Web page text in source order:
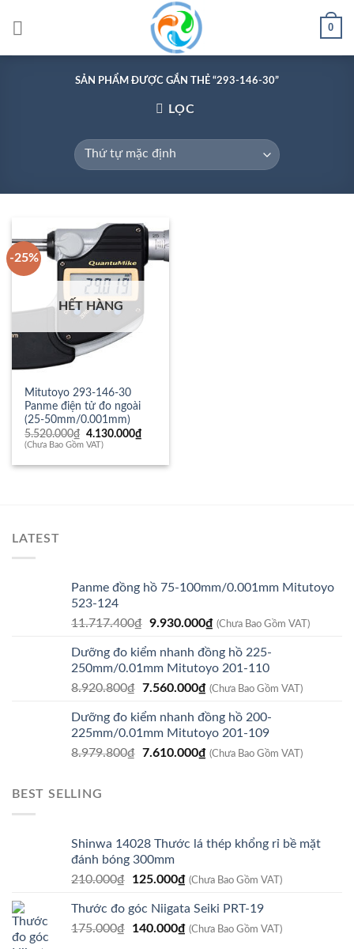
0
SẢN PHẨM ĐƯỢC GẮN THẺ “293-146-30”
LỌC
-25%
HẾT HÀNG
Mitutoyo 293-146-30
Panme điện tử đo ngoài
(25-50mm/0.001mm)
5.520.000₫ Giá
gốc
5.520.000₫.
4.130.000₫
là:
(Chưa Bao Gồm VAT)
LATEST
Panme đồng hồ 75-100mm/0.001mm Mitutoyo
523-124
11.717.400₫ Giá
là:
11.717.400₫.
9.930.000₫Giá
tại
là:
9.930.000₫.
(Chưa Bao Gồm VAT)
Dưỡng đo kiểm nhanh đồng hồ 225-
250mm/0.01mm Mitutoyo 201-110
8.920.800₫ Giá
là:
8.920.800₫.
7.560.000₫Giá
tại
là:
7.560.000₫.
(Chưa Bao Gồm VAT)
Dưỡng đo kiểm nhanh đồng hồ 200-
225mm/0.01mm Mitutoyo 201-109
8.979.800₫ Giá
7.610.000₫Giá
(Chưa Bao Gồm VAT)
BEST SELLING
Shinwa 14028 Thước lá thép khổng rỉ bề mặt
đánh bóng 300mm
210.000₫
Giá
là:
210.000₫.
125.000₫Giá
tại
là:
(Chưa Bao Gồm VAT)
Thước đo góc Niigata Seiki PRT-19
175.000₫
Giá
140.000₫Giá
(Chưa Bao Gồm VAT)